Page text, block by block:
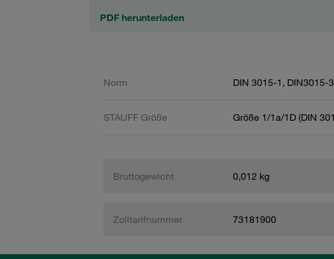
PDF herunterladen
Norm DIN 3015-1, DIN3015-3
STAUFF Größe Größe 1/1a/1D (DIN
Bruttogewicht 0,012 kg
Zolltarifnummer 73181900